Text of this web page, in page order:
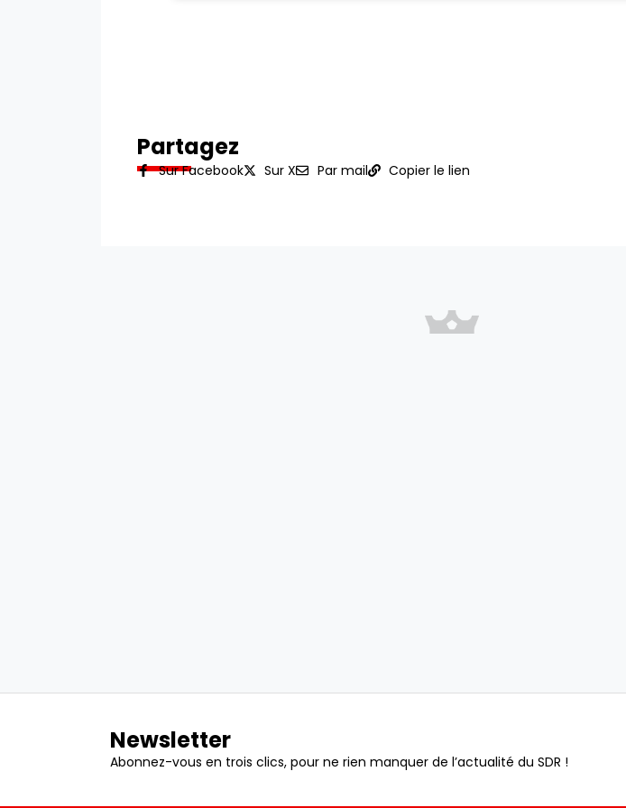
Partagez
Sur Facebook Sur X Par mail Copier le lien
Newsletter
Abonnez-vous en trois clics, pour ne rien manquer de l’actualité du SDR !